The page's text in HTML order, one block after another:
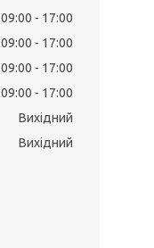
09:00
17:00
09:00
17:00
09:00
17:00
09:00
17:00
Вихідний
Вихідний